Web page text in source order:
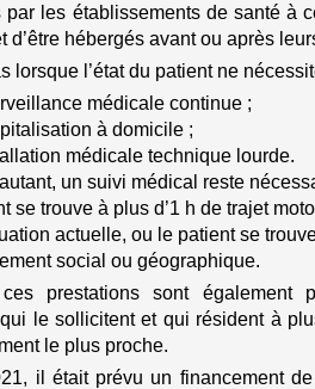
par les établissements de santé à
d’être hébergés avant ou après
lorsque l’état du patient ne
médicale continue ;
à domicile ;
médicale technique lourde.
un suivi médical reste
se trouve à plus d’1 h de trajet
actuelle, ou le patient se
social ou géographique.
prestations sont également
le sollicitent et qui résident à
le plus proche.
il était prévu un financement